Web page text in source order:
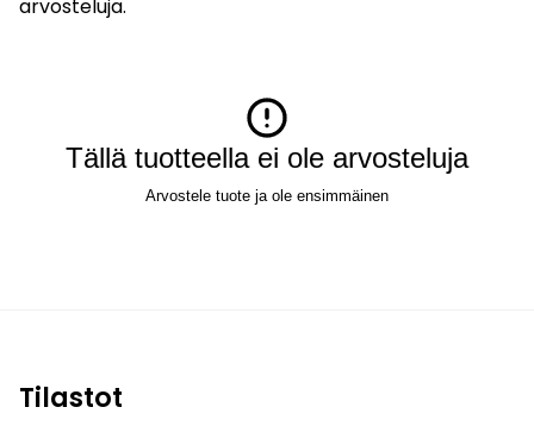
arvosteluja.
Tällä tuotteella ei ole arvosteluja
Arvostele tuote ja ole ensimmäinen
Tilastot